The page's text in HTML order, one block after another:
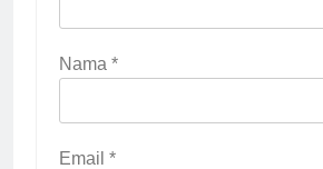
Nama *
Email *